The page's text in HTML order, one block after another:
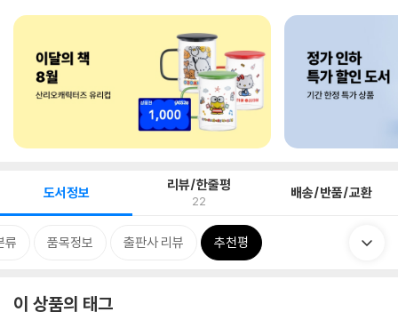
도서정보 리뷰/한줄평
22 배송/반품/교환
류 품목정보 출판사 리뷰 추천평
이 상품의 태그